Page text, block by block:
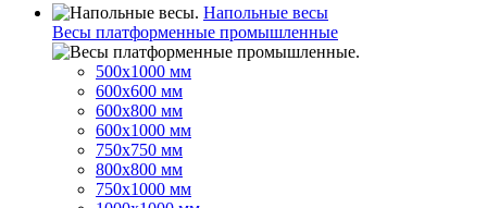
Напольные весы
Весы платформенные промышленные
500x1000 мм
600x600 мм
600x800 мм
600x1000 мм
750x750 мм
800x800 мм
750x1000 мм